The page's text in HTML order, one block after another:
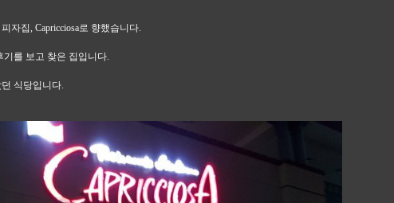
자집, Capricciosa로 향했습니다.
를 보고 찾은 집입니다.
식당입니다.